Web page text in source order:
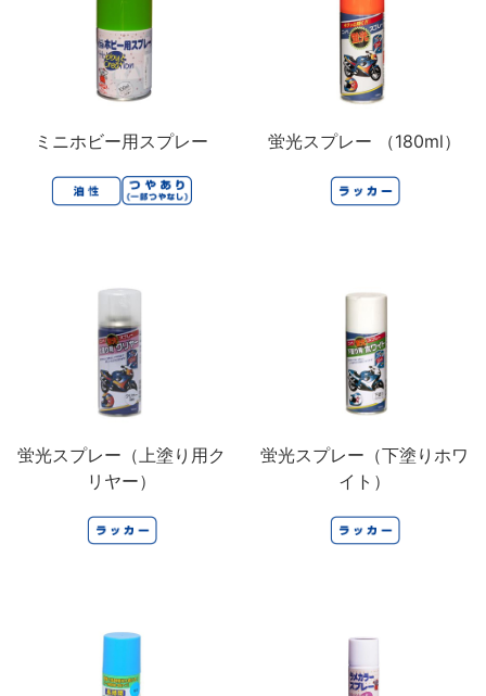
ミニホビー用スプレー 蛍光スプレー （180ml）
蛍光スプレー（上塗り用ク
リヤー）
蛍光スプレー（下塗りホワ
イト）